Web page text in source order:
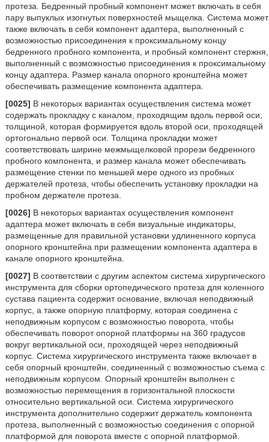
протеза. Бедренный пробный компонент может включать в себя
пару выпуклых изогнутых поверхностей мыщелка. Система может
также включать в себя компонент адаптера, выполненный с
возможностью присоединения к проксимальному концу
бедренного пробного компонента, и пробный компонент стержня,
выполненный с возможностью присоединения к проксимальному
концу адаптера. Размер канала опорного кронштейна может
обеспечивать размещение компонента адаптера.
[0025] В некоторых вариантах осуществления система может
содержать прокладку с каналом, проходящим вдоль первой оси,
толщиной, которая формируется вдоль второй оси, проходящей
ортогонально первой оси. Толщина прокладки может
соответствовать ширине межмыщелковой прорези бедренного
пробного компонента, и размер канала может обеспечивать
размещение стенки по меньшей мере одного из пробных
держателей протеза, чтобы обеспечить установку прокладки на
пробном держателе протеза.
[0026] В некоторых вариантах осуществления компонент
адаптера может включать в себя визуальные индикаторы,
размещенные для правильной установки удлиненного корпуса
опорного кронштейна при размещении компонента адаптера в
канале опорного кронштейна.
[0027] В соответствии с другим аспектом система хирургического
инструмента для сборки ортопедического протеза для коленного
сустава пациента содержит основание, включая неподвижный
корпус, а также опорную платформу, которая соединена с
неподвижным корпусом с возможностью поворота, чтобы
обеспечивать поворот опорной платформы на 360 градусов
вокруг вертикальной оси, проходящей через неподвижный
корпус. Система хирургического инструмента также включает в
себя опорный кронштейн, соединенный с возможностью съема с
неподвижным корпусом. Опорный кронштейн выполнен с
возможностью перемещения в горизонтальной плоскости
относительно вертикальной оси. Система хирургического
инструмента дополнительно содержит держатель компонента
протеза, выполненный с возможностью соединения с опорной
платформой для поворота вместе с опорной платформой.